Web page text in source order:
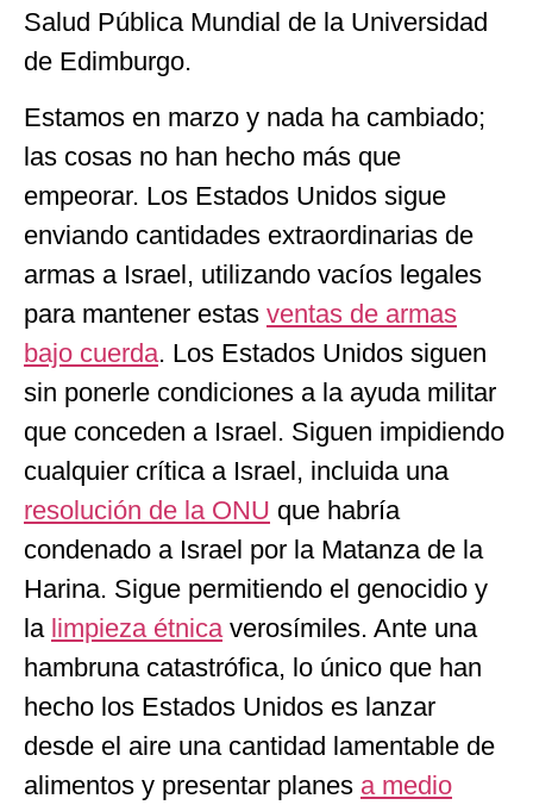
Salud Pública Mundial de la Universidad
de Edimburgo.
Estamos en marzo y nada ha cambiado;
las cosas no han hecho más que
empeorar. Los Estados Unidos sigue
enviando cantidades extraordinarias de
armas a Israel, utilizando vacíos legales
para mantener estas ventas de armas
bajo cuerda. Los Estados Unidos siguen
sin ponerle condiciones a la ayuda militar
que conceden a Israel. Siguen impidiendo
cualquier crítica a Israel, incluida una
resolución de la ONU que habría
condenado a Israel por la Matanza de la
Harina. Sigue permitiendo el genocidio y
la limpieza étnicaverosímiles. Ante una
hambruna catastrófica, lo único que han
hecho los Estados Unidos es lanzar
desde el aire una cantidad lamentable de
alimentos y presentar planes a medio